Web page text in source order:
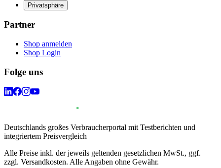
Privatsphäre
Partner
Shop anmelden
Shop Login
Folge uns
Deutschlands großes Verbraucherportal mit Testberichten und
integriertem Preisvergleich
Alle Preise inkl. der jeweils geltenden gesetzlichen MwSt., ggf.
zzgl. Versandkosten. Alle Angaben ohne Gewähr.